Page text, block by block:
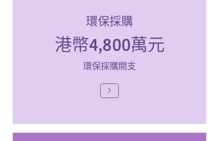
環保採購
港幣4,800萬元
環保採購開支